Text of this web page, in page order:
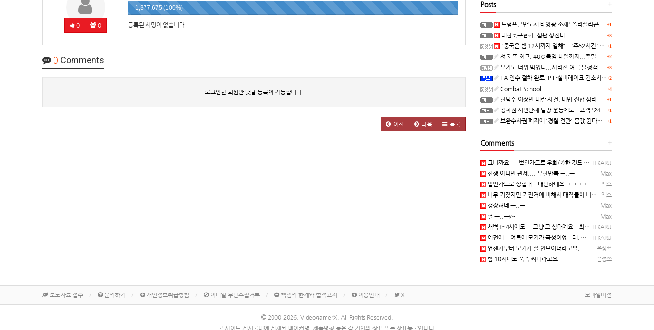
0 0
1,377,675 (100%)
등록된 서명이 없습니다.
0 Comments
로그인한 회원만 댓글 등록이 가능합니다.
이전 다음 목록
+
Posts
+1
트럼프, '반도체·태양광 소재' 폴리실리콘 파생 제품에 15% 관세...한국 기업도 영향
+3
대한축구협회, 심판 성접대
+1
"중국은 밤 12시까지 일해"...'주52시간' 손볼까
+2
서울 또 최고, 40℃ 폭염 내일까지...주말 동쪽 비바람
+3
모기도 더위 먹었나...사라진 여름 불청객
+2
EA 인수 절차 완료, PIF·실버레이크 컨소시엄 산하 편입
+4
Combat School
+1
한덕수·이상민 내란 사건, 대법 전합 심리…"역사적 사법평가"(종합)
+1
정치권·시민단체 탈팡 운동에도…고객 '2470만명' 원상 회복, "고물가에 돌팡"
+1
보완수사권 폐지에 '경찰 전관' 몸값 뛴다…대형 로펌 영입전쟁
+
Comments
HIKARU
그니까요.....법인카드로 우회(?)한 것도 아니고, 대놓고...ㅋ ㅋ)
Max
전쟁 아니면 관세.... 무한반복 ㅡ..ㅡ
엑스
법인카드로 성접대...대단하네요 ㅋㅋㅋㅋ
엑스
너무 커졌지만 커진거에 비해서 대작들이 너무 줄었죠.........
Max
갱장허네 ㅡ..ㅡ
Max
헐 ㅡ..ㅡy~
HIKARU
새벽3~4시에도....그냥 그 상태예요...최근 1주일은....
HIKARU
예전에는 여름에 모기가 극성이었는데, 여름에는 안나오는 것 같은.....ㅎ ㅎ)
은성쓰
언젠가부터 모기가 잘 안보이더라고요.
은성쓰
밤 10시에도 푹푹 찌더라고요.
보도자료 접수 문의하기 개인정보취급방침 이메일 무단수집거부 책임의 한계와 법적고지 이용안내 X 모바일버전
2000-2026, VideogamerX. All Rights Reserved.
본 사이트 게시물내에 게재된 메이커명, 제품명칭 등은 각 기업의 상표 또는 상표등록입니다.